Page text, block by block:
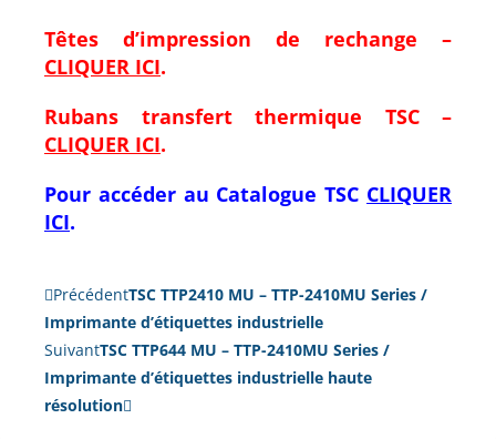
Têtes d’impression de rechange –
CLIQUER ICI.
Rubans transfert thermique TSC –
CLIQUER ICI.
Pour accéder au CatalogueTSC CLIQUER
ICI.
PrécédentTSC TTP2410 MU – TTP-2410MU Series /
Imprimante d’étiquettes industrielle
SuivantTSC TTP644 MU – TTP-2410MU Series /
Imprimante d’étiquettes industrielle haute
résolution